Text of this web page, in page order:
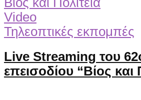
Video
Τηλεοπτικές εκπομπές
Live Streaming του
επεισοδίου “Βίος και